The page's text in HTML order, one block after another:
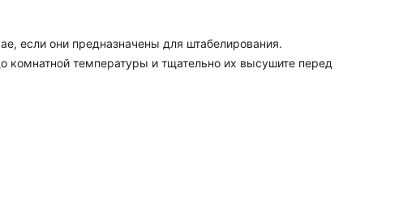
если они предназначены для штабелирования.
комнатной температуры и тщательно их высушите перед